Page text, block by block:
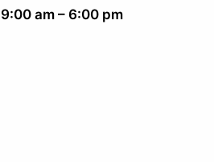
9:00 am – 6:00 pm​